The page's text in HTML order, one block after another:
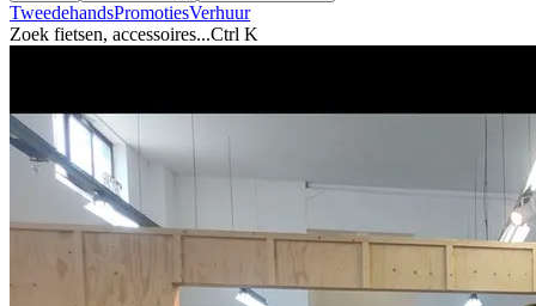
TweedehandsPromotiesVerhuur
Zoek fietsen, accessoires...Ctrl K